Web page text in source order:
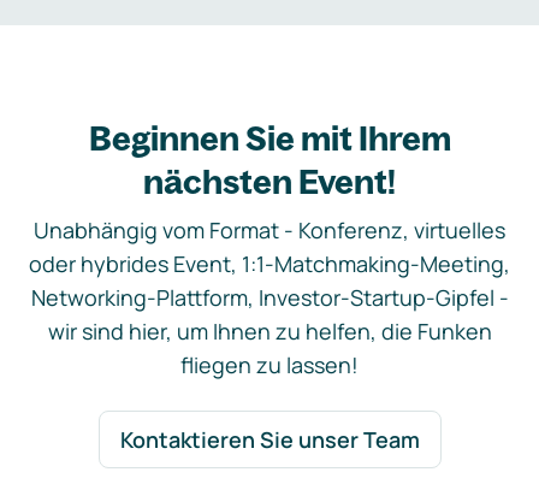
Beginnen Sie mit Ihrem
nächsten Event!
Unabhängig vom Format - Konferenz, virtuelles
oder hybrides Event, 1:1-Matchmaking-Meeting,
Networking-Plattform, Investor-Startup-Gipfel -
wir sind hier, um Ihnen zu helfen, die Funken
fliegen zu lassen!
Kontaktieren Sie unser Team